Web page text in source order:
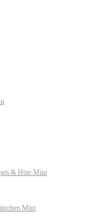
& Hüte Mini
Mini